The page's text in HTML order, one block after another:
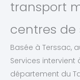
transport
centres de
Basée à Terssac,
Services intervient
département du